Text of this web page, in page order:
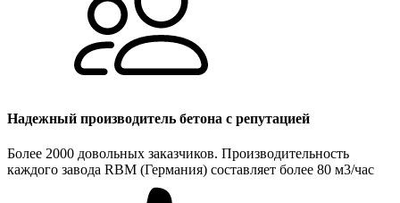
Надежный производитель бетона с репутацией
Более 2000 довольных заказчиков. Производительность
каждого завода RBM (Германия) составляет более 80 м3/час